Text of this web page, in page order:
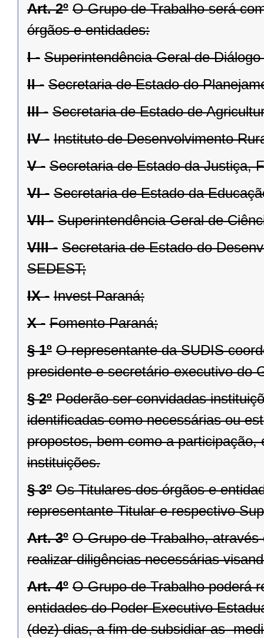
Art. 2º O Grupo de Trabalho será
órgãos e entidades:
I - Superintendência Geral de
II - Secretaria de Estado do
III - Secretaria de Estado de
IV - Instituto de Desenvolvimento
V - Secretaria de Estado da Justiça,
VI - Secretaria de Estado da
VII - Superintendência Geral de
VIII - Secretaria de Estado do
SEDEST;
IX - Invest Paraná;
X - Fomento Paraná;
§ 1º O representante da SUDIS
presidente e secretário-executivo do
§ 2º Poderão ser convidadas
identificadas como necessárias ou
propostos, bem como a
instituições.
§ 3º Os Titulares dos órgãos e
representante Titular e respectivo
Art. 3º O Grupo de Trabalho,
realizar diligências necessárias
Art. 4º O Grupo de Trabalho poderá
entidades do Poder Executivo
(dez) dias, a fim de subsidiar as